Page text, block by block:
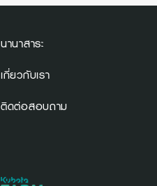
นานาสาระ
เกี่ยวกับเรา
ติดต่อสอบถาม